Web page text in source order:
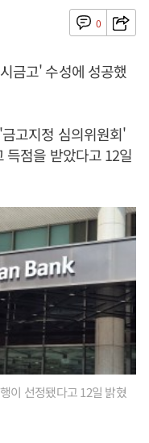
0
금고' 수성에 성공했
고지정 심의위원회'
득점을 받았다고 12일
이 선정됐다고 12일 밝혔